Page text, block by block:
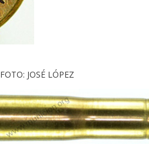
FOTO: JOSÉ LÓPEZ